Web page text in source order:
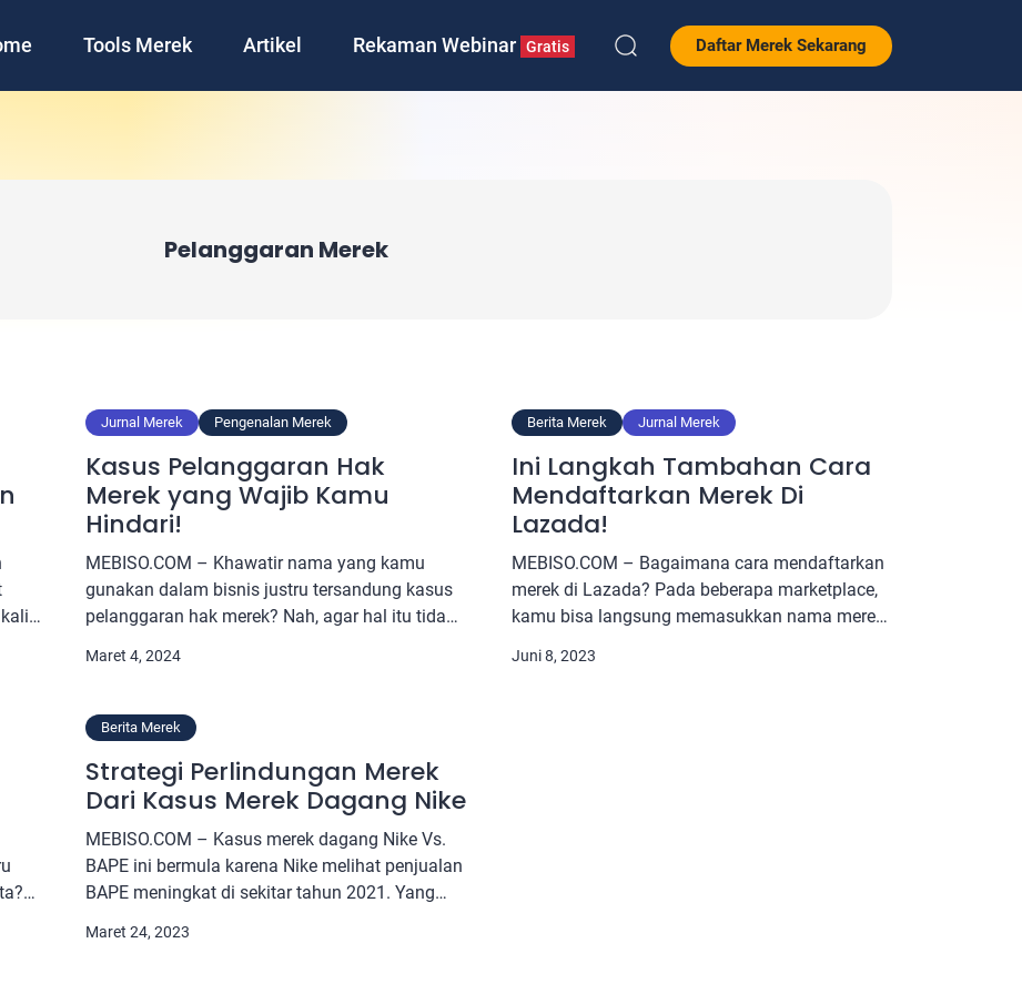
Tools Merek Artikel Rekaman Webinar Gratis Daftar Merek Sekarang
Pelanggaran Merek
Jurnal Merek Pengenalan Merek
Kasus Pelanggaran Hak
Merek yang Wajib Kamu
Hindari!
MEBISO.COM – Khawatir nama yang kamu
gunakan dalam bisnis justru tersandung kasus
pelanggaran hak merek? Nah, agar hal itu tidak
sekarang adalah saat yang tepat untuk
Pelanggaran Hak Merek? Istilah ini memiliki arti
Biasanya, pelanggaran ini terjadi […]
Maret 4, 2024
Berita Merek Jurnal Merek
Ini Langkah Tambahan Cara
Mendaftarkan Merek Di
Lazada!
MEBISO.COM – Bagaimana cara mendaftarkan
merek di Lazada? Pada beberapa marketplace,
kamu bisa langsung memasukkan nama merek
adalah cara biasa yang bisa kamu lakukan, tapi
Juni 8, 2023
Berita Merek
Strategi Perlindungan Merek
Dari Kasus Merek Dagang Nike
MEBISO.COM – Kasus merek dagang Nike Vs.
BAPE ini bermula karena Nike melihat penjualan
BAPE meningkat di sekitar tahun 2021. Yang
bermasalah selama hampir 20 tahun lamanya.
Maret 24, 2023